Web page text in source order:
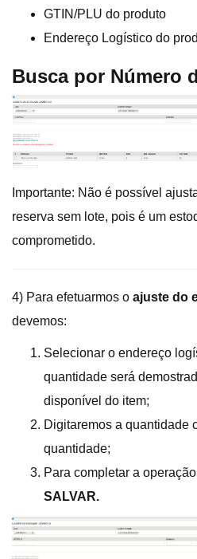
GTIN/PLU do produto
Endereço Logístico do
Busca por Número
Importante: Não é possível
reserva sem lote, pois é um
comprometido.
4) Para efetuarmos o ajuste do
devemos:
Selecionar o endereço
quantidade será
disponível do item;
Digitaremos a quantidade
quantidade;
Para completar a
SALVAR.